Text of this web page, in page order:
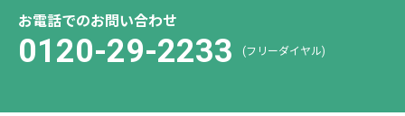
お電話でのお問い合わせ
0120-29-2233 (フリーダイヤル)